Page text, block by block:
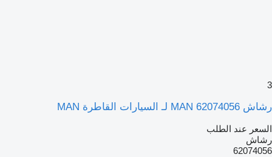
3
رشاش MAN 62074056 لـ السيارات القاطرة MAN
السعر عند الطلب
رشاش
62074056